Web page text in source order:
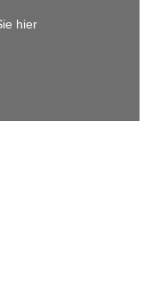
hier